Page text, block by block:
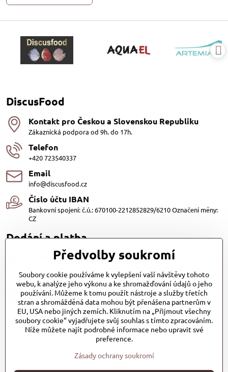
DiscusFood
Kontakt pro Českou a Slovenskou Republiku
Zákaznická podpora od 9h. do 17h.
Telefon
+420 723540337
Email
info@discusfood.cz
Číslo účtu IBAN
Bankovní spojení: č.ú.: 670100-2212852829/6210 Označení měny:
CZ
Dodání a platba
Dodání
s.r.o. a Zásilkovna
Platby
Dobírkou (25,- Kč)
Bankovním převodem (zdarma)
Platba kartou (Zdarma)PayPal (Zdarma)
Při převzetí hotově nebo kartou (Zdarma)
DiscusFood-Česká-Republika-1025231930837700/
Předvolby soukromí
Soubory cookie používáme k vylepšení vaší návštěvy tohoto
webu, k analýze jeho výkonu a ke shromažďování údajů o jeho
používání. Můžeme k tomu použít nástroje a služby třetích
stran a shromážděná data mohou být přenášena partnerům v
EU, USA nebo jiných zemích. Kliknutím na „Přijmout všechny
soubory cookie“ vyjadřujete svůj souhlas s tímto zpracováním.
Níže můžete najít podrobné informace nebo upravit své
preference.
Zásady ochrany soukromí